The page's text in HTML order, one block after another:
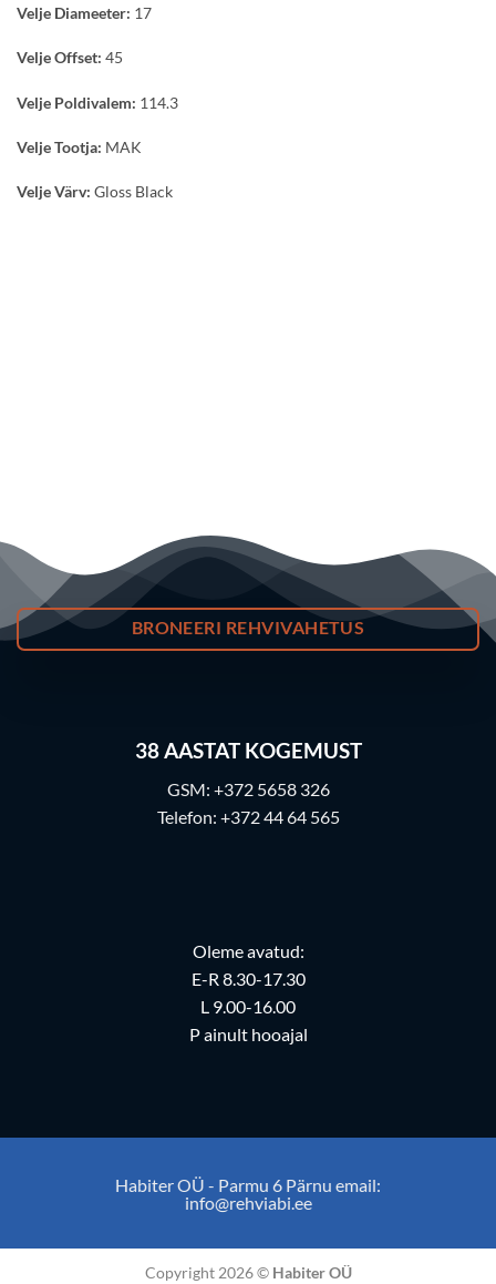
Velje Diameeter: 17
Velje Offset: 45
Velje Poldivalem: 114.3
Velje Tootja: MAK
Velje Värv: Gloss Black
BRONEERI REHVIVAHETUS
38AASTAT KOGEMUST
GSM: +372 5658 326
Telefon: +372 44 64 565
Oleme avatud:
E-R 8.30-17.30
L 9.00-16.00
P ainult hooajal
Habiter OÜ - Parmu 6 Pärnu email:
info@rehviabi.ee
Copyright 2026 © Habiter OÜ